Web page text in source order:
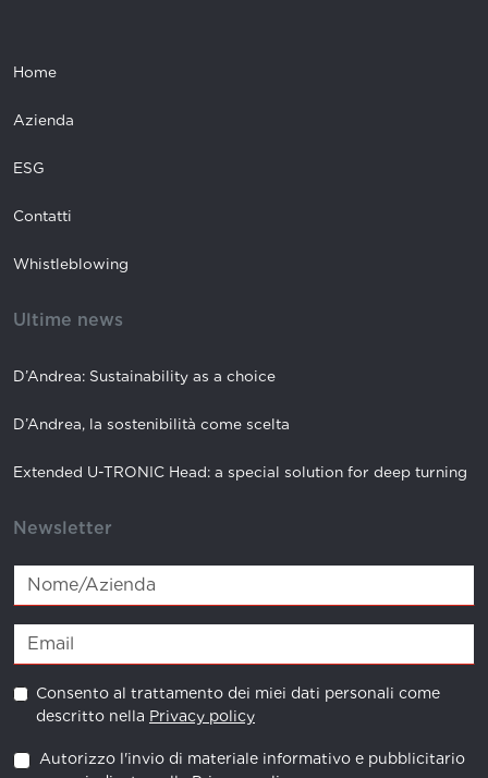
Home
Azienda
ESG
Contatti
Whistleblowing
Ultime news
D’Andrea: Sustainability as a choice
D’Andrea, la sostenibilità come scelta
Extended U-TRONIC Head: a special solution for deep turning
Newsletter
Consento al trattamento dei miei dati personali come
descritto nella Privacy policy
Autorizzo l'invio di materiale informativo e pubblicitario